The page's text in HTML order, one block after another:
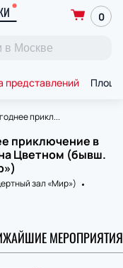
0
представлений
прикл...
приключение в
Цветном (бывш.
зал «Мир»)
МЕРОПРИЯТИЯ